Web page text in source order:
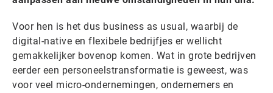
Voor hen is het dus business as usual, waarbij de
digital-native en flexibele bedrijfjes er wellicht
gemakkelijker bovenop komen. Wat in grote bedrijven
eerder een personeelstransformatie is geweest, was
voor veel micro-ondernemingen, ondernemers en